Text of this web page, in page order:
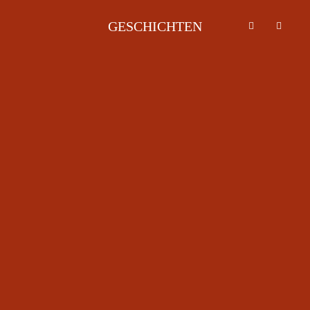
GESCHICHTEN